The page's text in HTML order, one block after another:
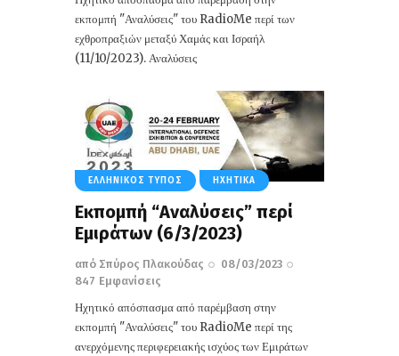
εκπομπή "Αναλύσεις" του RadioMe περί των
εχθροπραξιών μεταξύ Χαμάς και Ισραήλ
(11/10/2023). Αναλύσεις
ΕΛΛΗΝΙΚΌΣ ΤΎΠΟΣ ΗΧΗΤΙΚΆ
Εκπομπή “Αναλύσεις” περί
Eμιράτων (6/3/2023)
από Σπύρος Πλακούδας
08/03/2023
847 Εμφανίσεις
Ηχητικό απόσπασμα από παρέμβαση στην
εκπομπή "Αναλύσεις" του RadioMe περί της
ανερχόμενης περιφερειακής ισχύος των Εμιράτων